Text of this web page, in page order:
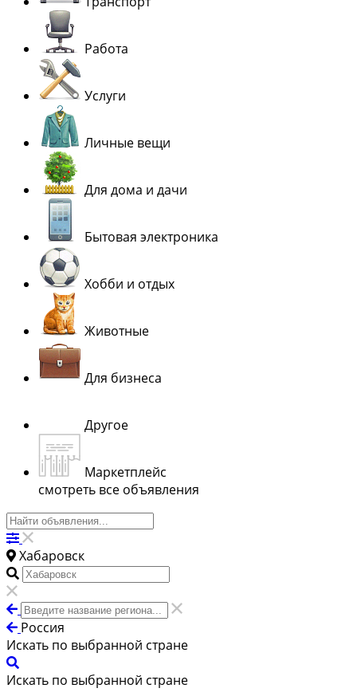
Работа
Услуги
Личные вещи
Для дома и дачи
Бытовая электроника
Хобби и отдых
Животные
Для бизнеса
Другое
Маркетплейс
смотреть все объявления
Хабаровск
Россия
Искать по выбранной стране
Искать по выбранной стране